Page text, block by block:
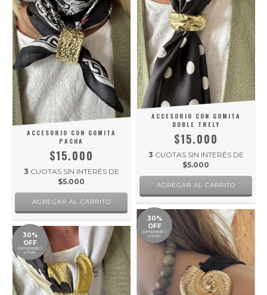
ACCESORIO CON GOMITA
PACHA
$15.000
3 CUOTAS SIN INTERÉS DE
$5.000
ACCESORIO CON GOMITA
DOBLE TRELY
$15.000
3 CUOTAS SIN INTERÉS DE
$5.000
30%
OFF
comprando 1
o más
30%
OFF
comprando 1
o más